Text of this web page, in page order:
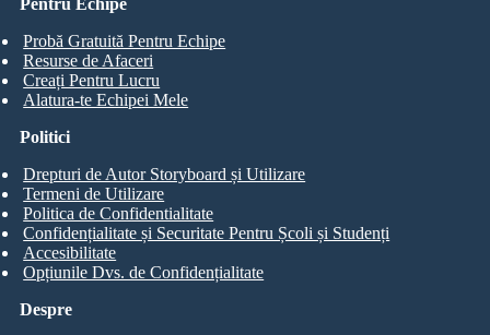
Pentru Echipe
Probă Gratuită Pentru Echipe
Resurse de Afaceri
Creați Pentru Lucru
Alatura-te Echipei Mele
Despre
Politici
Drepturi de Autor Storyboard și Utilizare
Termeni de Utilizare
Politica de Confidentialitate
Confidențialitate și Securitate Pentru Școli și Studenți
Accesibilitate
Opțiunile Dvs. de Confidențialitate